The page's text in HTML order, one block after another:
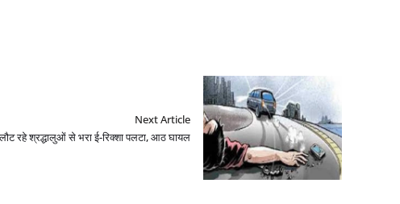
Next Article
रहे श्रद्धालुओं से भरा ई-रिक्शा पलटा, आठ घायल